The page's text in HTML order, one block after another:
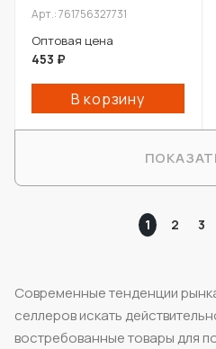
Арт.: 761756327731
Оптовая цена
453 ₽
В корзину
1 2 3
Современные тенденции
селлеров искать
востребованные товары для